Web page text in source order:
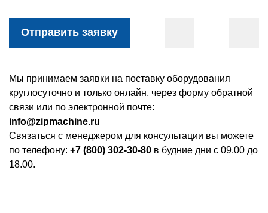
Отправить заявку
Мы принимаем заявки на поставку оборудования
круглосуточно и только онлайн, через форму обратной
связи или по электронной почте:
info@zipmachine.ru
Связаться с менеджером для консультации вы можете
по телефону: +7 (800) 302-30-80 в будние дни с 09.00 до
18.00.